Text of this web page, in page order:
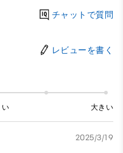
チャットで質問
レビューを書く
い 大きい
2025/3/19